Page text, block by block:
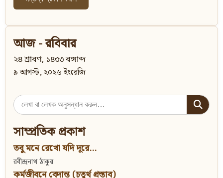
আজ - রবিবার
২৪ শ্রাবণ, ১৪৩৩ বঙ্গাব্দ
৯ আগস্ট, ২০২৬ ইংরেজি
Search
for:
সাম্প্রতিক প্রকাশ
তবু মনে রেখো যদি দূরে...
রবীন্দ্রনাথ ঠাকুর
কর্মজীবনে বেদান্ত (চতুর্থ প্রস্তাব)